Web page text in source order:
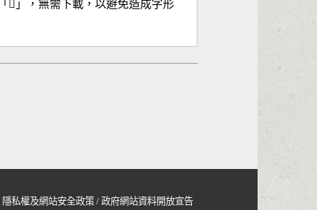
𠣳 」，無需下載，以避免造成字形
隱私權及網站安全政策 /政府網站資料開放宣告